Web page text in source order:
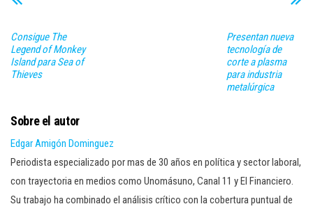
Consigue The
Legend of Monkey
Island para Sea of
Thieves
Presentan nueva
tecnología de
corte a plasma
para industria
metalúrgica
Sobre el autor
Edgar Amigón Dominguez
Periodista especializado por mas de 30 años en política y sector laboral,
con trayectoria en medios como Unomásuno, Canal 11 y El Financiero.
Su trabajo ha combinado el análisis crítico con la cobertura puntual de